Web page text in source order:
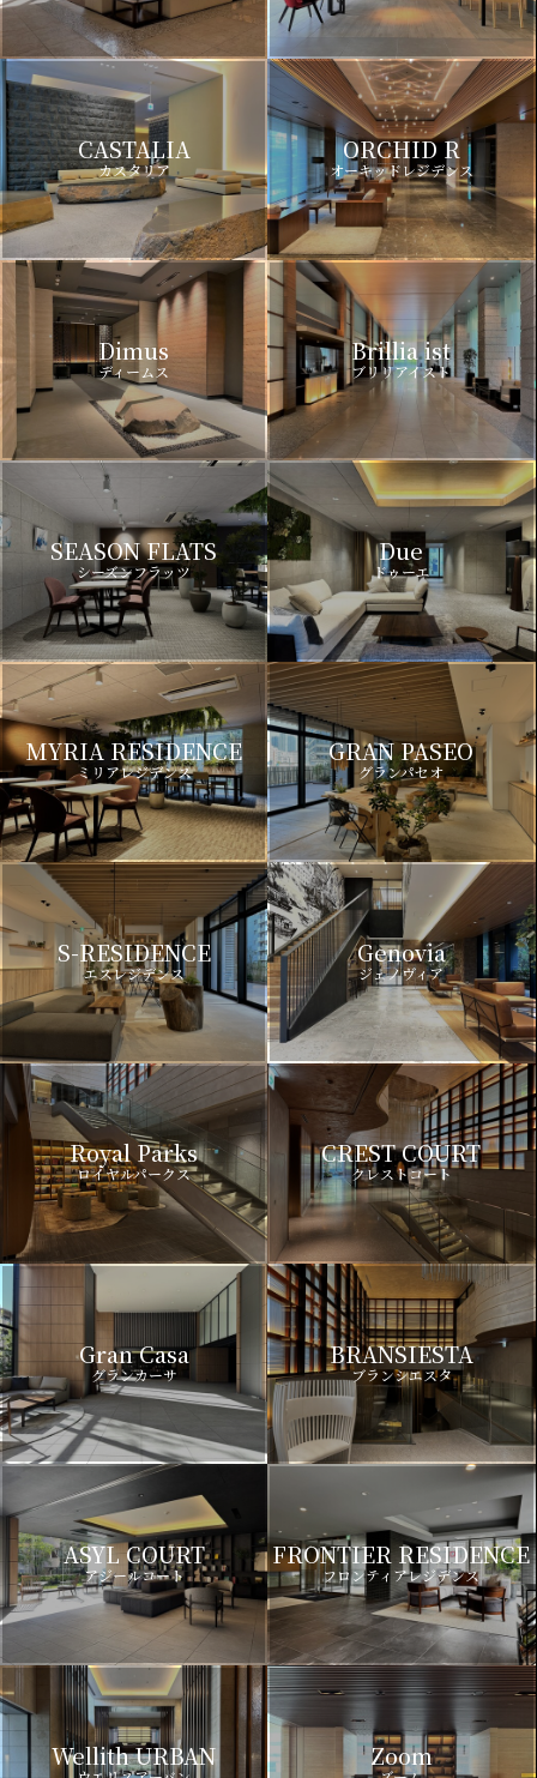
CASTALIA
カスタリア
ORCHID R
オーキッドレジデンス
Dimus
ディームス
Brillia ist
ブリリアイスト
SEASON FLATS
シーズンフラッツ
Due
ドゥーエ
MYRIA RESIDENCE
ミリアレジデンス
GRAN PASEO
グランパセオ
S-RESIDENCE
エスレジデンス
Genovia
ジェノヴィア
Royal Parks
ロイヤルパークス
CREST COURT
クレストコート
Gran Casa
グランカーサ
BRANSIESTA
ブランシエスタ
ASYL COURT
アジールコート
FRONTIER RESIDENCE
フロンティアレジデンス
Wellith URBAN Zoom